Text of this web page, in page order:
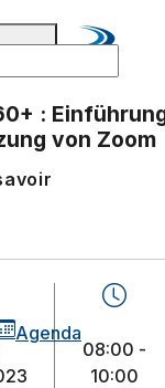
Agenda
:
von Zoom
08:00 -
10:00